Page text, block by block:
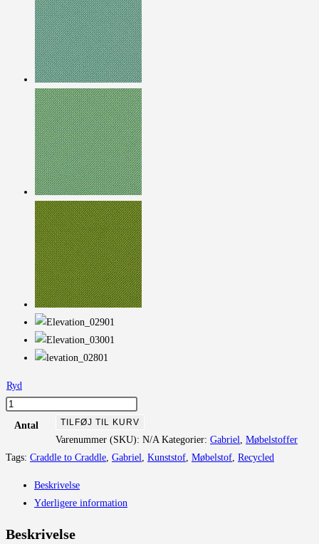
Ryd
Elevation
antalAntal TILFØJ TIL KURV
Varenummer (SKU): N/A Kategorier: Gabriel
Møbelstoffer
Tags: Craddle to Craddle Gabriel Kunststof Møbelstof Recycled
Beskrivelse
Yderligere information
Beskrivelse